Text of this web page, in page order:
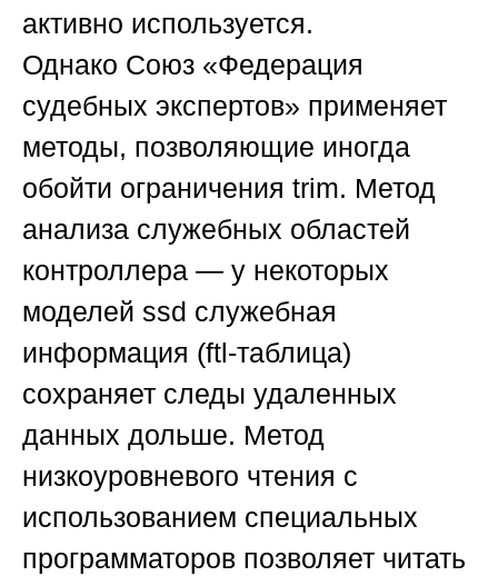
активно используется.
Однако Союз «Федерация
судебных экспертов» применяет
методы, позволяющие иногда
обойти ограничения trim. Метод
анализа служебных областей
контроллера — у некоторых
моделей ssd служебная
информация (ftl-таблица)
сохраняет следы удаленных
данных дольше. Метод
низкоуровневого чтения с
использованием специальных
программаторов позволяет читать